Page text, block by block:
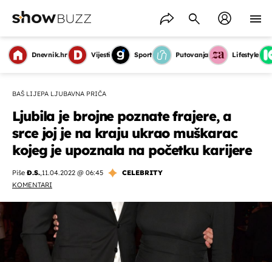
Dnevnik.hr Vijesti Sport Putovanja Lifestyle
BAŠ LIJEPA LJUBAVNA PRIČA
Ljubila je brojne poznate frajere, a
srce joj je na kraju ukrao muškarac
kojeg je upoznala na početku karijere
Piše Đ.S.,11.04.2022 @ 06:45
CELEBRITY
KOMENTARI